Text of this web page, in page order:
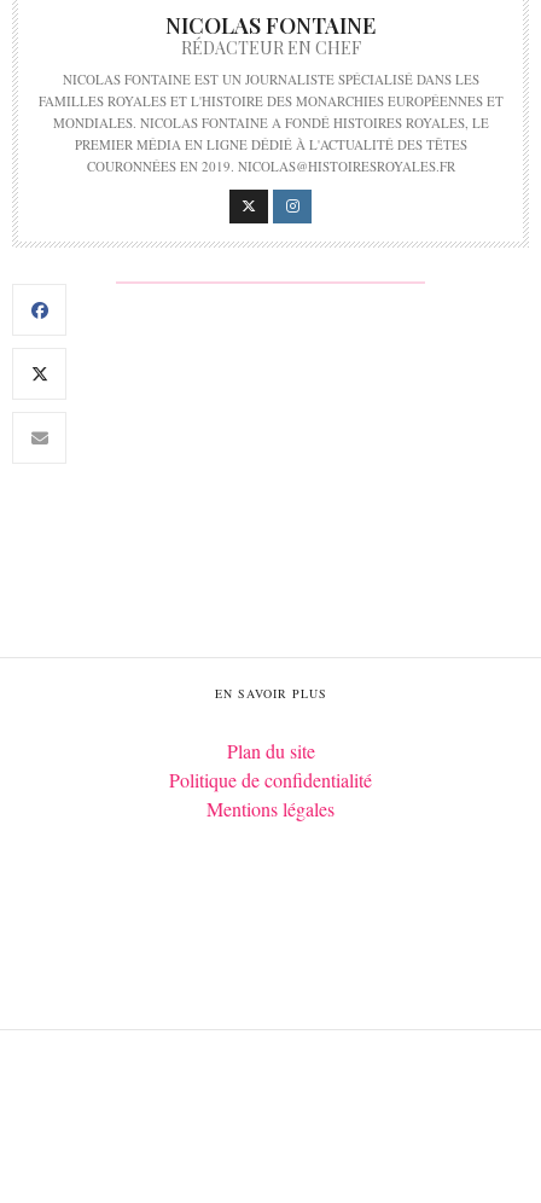
NICOLAS FONTAINE
RÉDACTEUR EN CHEF
NICOLAS FONTAINE EST UN JOURNALISTE SPÉCIALISÉ DANS LES
FAMILLES ROYALES ET L'HISTOIRE DES MONARCHIES EUROPÉENNES ET
MONDIALES. NICOLAS FONTAINE A FONDÉ HISTOIRES ROYALES, LE
PREMIER MÉDIA EN LIGNE DÉDIÉ À L'ACTUALITÉ DES TÊTES
COURONNÉES EN 2019. NICOLAS@HISTOIRESROYALES.FR
EN SAVOIR PLUS
Plan du site
Politique de confidentialité
Mentions légales